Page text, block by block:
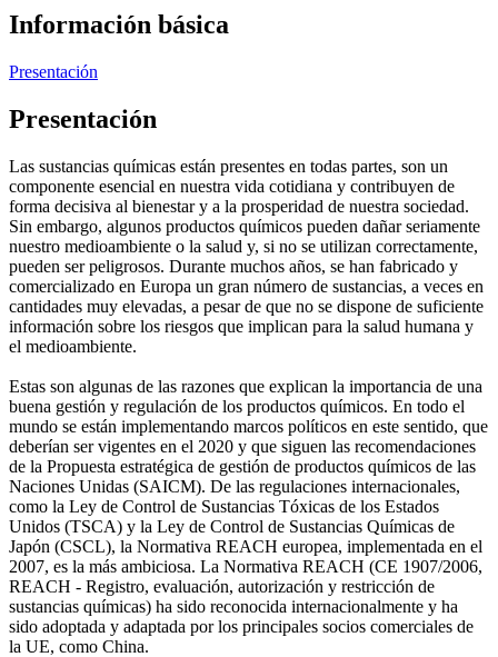
Información básica
Presentación
Presentación
Las sustancias químicas están presentes en todas partes, son un
componente esencial en nuestra vida cotidiana y contribuyen de
forma decisiva al bienestar y a la prosperidad de nuestra sociedad.
Sin embargo, algunos productos químicos pueden dañar seriamente
nuestro medioambiente o la salud y, si no se utilizan correctamente,
pueden ser peligrosos. Durante muchos años, se han fabricado y
comercializado en Europa un gran número de sustancias, a veces en
cantidades muy elevadas, a pesar de que no se dispone de suficiente
información sobre los riesgos que implican para la salud humana y
el medioambiente.
Estas son algunas de las razones que explican la importancia de una
buena gestión y regulación de los productos químicos. En todo el
mundo se están implementando marcos políticos en este sentido, que
deberían ser vigentes en el 2020 y que siguen las recomendaciones
de la Propuesta estratégica de gestión de productos químicos de las
Naciones Unidas (SAICM). De las regulaciones internacionales,
como la Ley de Control de Sustancias Tóxicas de los Estados
Unidos (TSCA) y la Ley de Control de Sustancias Químicas de
Japón (CSCL), la Normativa REACH europea, implementada en el
2007, es la más ambiciosa. La Normativa REACH (CE 1907/2006,
REACH - Registro, evaluación, autorización y restricción de
sustancias químicas) ha sido reconocida internacionalmente y ha
sido adoptada y adaptada por los principales socios comerciales de
la UE, como China.